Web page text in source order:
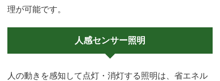
理が可能です。
人感センサー照明
人の動きを感知して点灯・消灯する照明は、省エネル